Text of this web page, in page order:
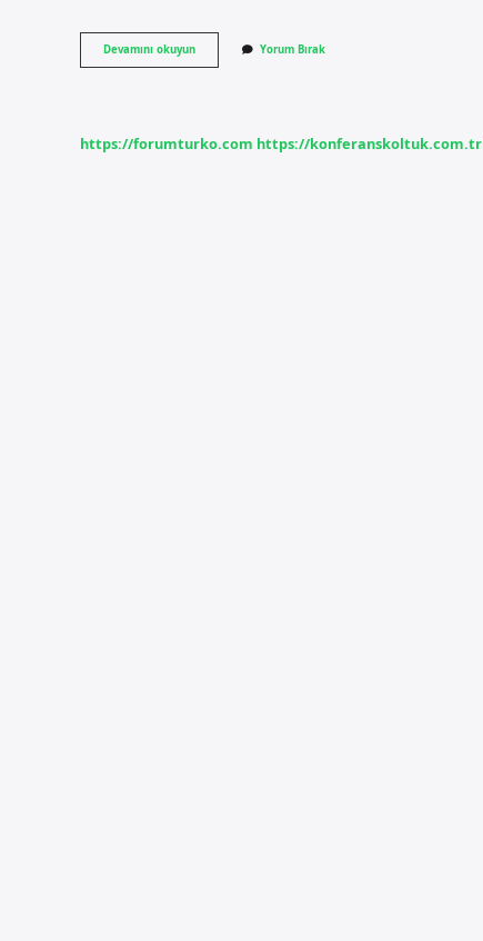
Devamını okuyunAtı
Ilk
Yorum Bırak
https://forumturko.com https://konferanskoltuk.com.tr